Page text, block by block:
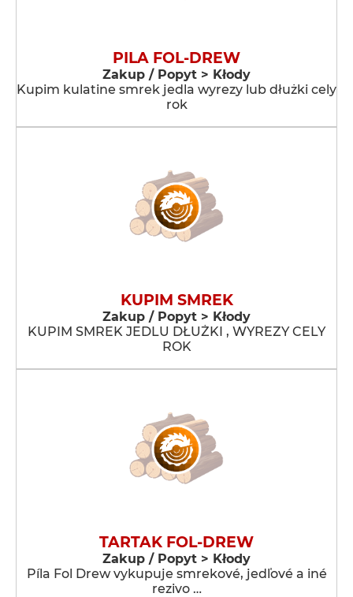
PILA FOL-DREW
Zakup / Popyt > Kłody
Kupim kulatine smrek jedla wyrezy lub dłużki cely
rok
KUPIM SMREK
Zakup / Popyt > Kłody
KUPIM SMREK JEDLU DŁUŻKI , WYREZY CELY
ROK
TARTAK FOL-DREW
Zakup / Popyt > Kłody
Píla Fol Drew vykupuje smrekové, jedľové a iné
rezivo …